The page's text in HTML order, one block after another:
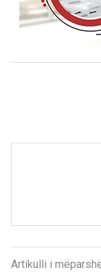
Artikulli i